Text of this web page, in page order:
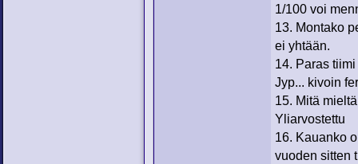
1/100 voi
13. Montako
ei yhtään.
14. Paras
Jyp... kivoin
15. Mitä
Yliarvostettu
16. Kauanko
vuoden sitten